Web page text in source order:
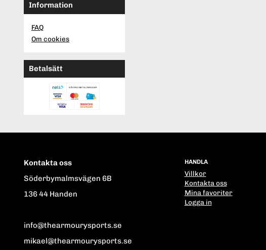
Information
FAQ
Om cookies
Betalsätt
Kontakta oss
Söderbymalmsvägen 6B
136 44 Handen
info@thearmourysports.se
mikael@thearmourysports.se
HANDLA
Villkor
Kontakta oss
Mina favoriter
Logga in